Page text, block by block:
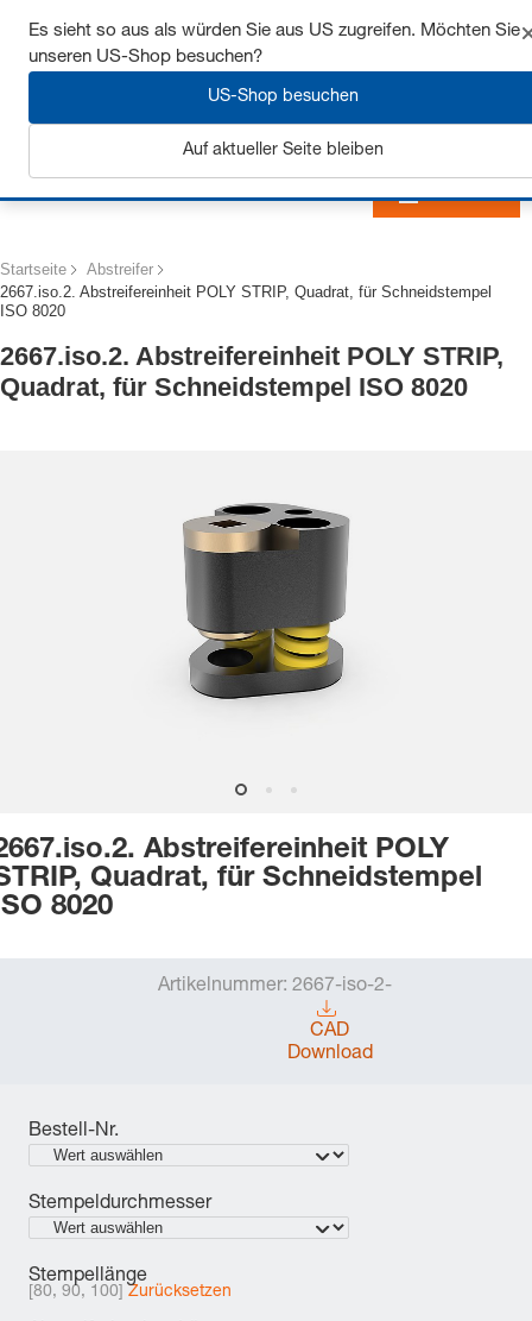
Sichern Sie sich bis zu 7% Rabatt - hier klicken um
mehr zu erfahren
Startseite
Abstreifer
2667.iso.2. Abstreifereinheit POLY STRIP, Quadrat, für Schneidstempel
ISO 8020
2667.iso.2. Abstreifereinheit POLY STRIP,
Quadrat, für Schneidstempel ISO 8020
Abstreifereinheit POLY
Quadrat, für Schneidstempel
8020
Artikelnummer: 2667-iso-2-
CAD
Download
Bestell-Nr.
Stempeldurchmesser
Stempellänge
[80, 90, 100] Zurücksetzen
Es sieht so aus als würden Sie aus US zugreifen. Möchten Sie
unseren US-Shop besuchen?
US-Shop besuchen
Auf aktueller Seite bleiben